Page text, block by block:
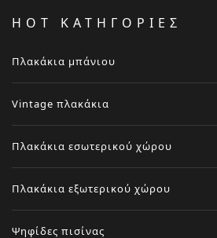
HOT ΚΑΤΗΓΟΡΙΕΣ
Πλακάκια μπάνιου
Vintage πλακάκια
Πλακάκια εσωτερικού χώρου
Πλακάκια εξωτερικού χώρου
Ψηφίδες πισίνας